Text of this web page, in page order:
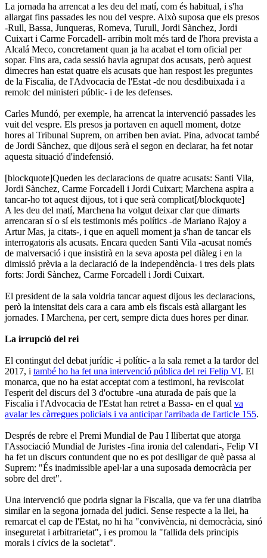
La jornada ha arrencat a les deu del matí, com és habitual, i s'ha
allargat fins passades les nou del vespre. Això suposa que els presos
-Rull, Bassa, Junqueras, Romeva, Turull, Jordi Sànchez, Jordi
Cuixart i Carme Forcadell- arribin molt més tard de l'hora prevista a
Alcalá Meco, concretament quan ja ha acabat el torn oficial per
sopar. Fins ara, cada sessió havia agrupat dos acusats, però aquest
dimecres han estat quatre els acusats que han respost les preguntes
de la Fiscalia, de l'Advocacia de l'Estat -de nou desdibuixada i a
remolc del ministeri públic- i de les defenses.
Carles Mundó, per exemple, ha arrencat la intervenció passades les
vuit del vespre. Els presos ja portaven en aquell moment, dotze
hores al Tribunal Suprem, on arriben ben aviat. Pina, advocat també
de Jordi Sànchez, que dijous serà el segon en declarar, ha fet notar
aquesta situació d'indefensió.
[blockquote]Queden les declaracions de quatre acusats: Santi Vila,
Jordi Sànchez, Carme Forcadell i Jordi Cuixart; Marchena aspira a
tancar-ho tot aquest dijous, tot i que serà complicat[/blockquote]
A les deu del matí, Marchena ha volgut deixar clar que dimarts
arrencaran sí o sí els testimonis més polítics -de Mariano Rajoy a
Artur Mas, ja citats-, i que en aquell moment ja s'han de tancar els
interrogatoris als acusats. Encara queden Santi Vila -acusat només
de malversació i que insistirà en la seva aposta pel diàleg i en la
dimissió prèvia a la declaració de la independència- i tres dels plats
forts: Jordi Sànchez, Carme Forcadell i Jordi Cuixart.
El president de la sala voldria tancar aquest dijous les declaracions,
però la intensitat dels cara a cara amb els fiscals està allargant les
jornades. I Marchena, per cert, sempre dicta dues hores per dinar.
La irrupció del rei
El contingut del debat jurídic -i polític- a la sala remet a la tardor del
2017, i també ho ha fet una intervenció pública del rei Felip VI. El
monarca, que no ha estat acceptat com a testimoni, ha reviscolat
l'esperit del discurs del 3 d'octubre -una aturada de país que la
Fiscalia i l'Advocacia de l'Estat han retret a Bassa- en el qual va
avalar les càrregues policials i va anticipar l'arribada de l'article 155.
Després de rebre el Premi Mundial de Pau I llibertat que atorga
l'Associació Mundial de Juristes -fina ironia del calendari-, Felip VI
ha fet un discurs contundent que no es pot deslligar de què passa al
Suprem: "És inadmissible apel·lar a una suposada democràcia per
sobre del dret".
Una intervenció que podria signar la Fiscalia, que va fer una diatriba
similar en la segona jornada del judici. Sense respecte a la llei, ha
remarcat el cap de l'Estat, no hi ha "convivència, ni democràcia, sinó
inseguretat i arbitrarietat", i es promou la "fallida dels principis
morals i cívics de la societat".